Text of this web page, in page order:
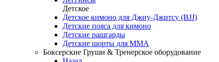
Детское
Детское кимоно для Джиу-Джитсу (BJJ)
Детские пояса для кимоно
Детские рашгарды
Детские шорты для ММА
Боксерские Груши & Тренерское оборудование